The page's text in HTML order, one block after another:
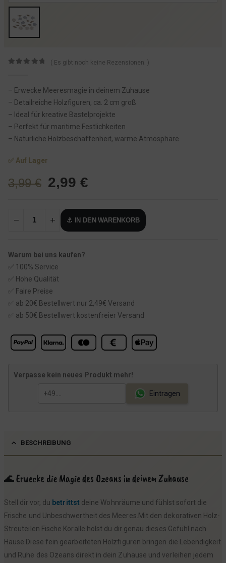
( Es gibt noch keine Rezensionen. )
– Erwecke Meeresmagie in deinem Zuhause
– Detailreiche Holzfiguren, ca. 2 cm groß
– Ideal für kreative Bastelprojekte
– Perfekt für maritime Festlichkeiten
– Natürliche Holzbeschaffenheit, warme Atmosphäre
✅ Auf Lager
3,99€ U
p
ü
n
g
l
i
c
h
e
P
r
w
r
3
,
9
9
2,99€
t
u
P
r
e
i
i
9
€
.
⚓ IN DEN WARENKORB
Warum bei uns kaufen?
✅ 100% Service
✅ Hohe Qualität
✅ Faire Preise
✅ ab 20€ Bestellwert nur 2,49€ Versand
✅ ab 50€ Bestellwert kostenfreier Versand
Verpasse kein neues Produkt mehr!
Eintragen
BESCHREIBUNG
🌊 Erwecke die Magie des Ozeans in deinem Zuhause
Stell dir vor, du betrittst deine Wohnräume und fühlst sofort die
Frische und Unbeschwertheit des Meeres.Mit den dekorativen Holz-
Streuteilen Fische Koralle holst du dir genau dieses Gefühl nach
Hause.Diese fein gearbeiteten Holzfiguren bringen die Lebendigkeit
und Ruhe des Ozeans direkt in dein Zuhause und verleihen jedem